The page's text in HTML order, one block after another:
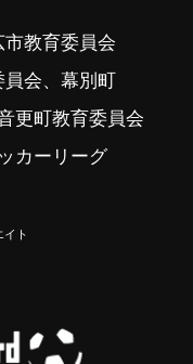
市教育委員会
員会、幕別町
更町教育委員会
カーリーグ
イト